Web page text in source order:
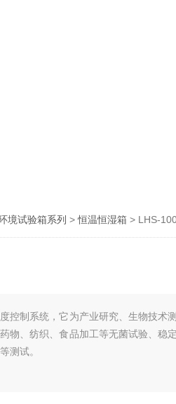
境试验箱系列 >恒温恒湿箱 > LHS-
控制系统，它为产业研究、生物技术
物、纺织、食品加工等无菌试验、稳
测试。